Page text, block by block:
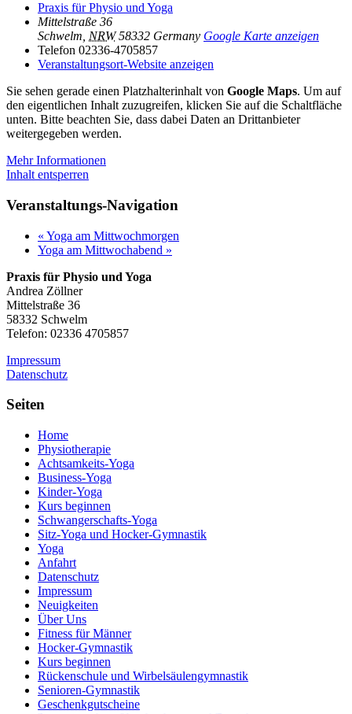
Praxis für Physio und Yoga
Mittelstraße 36
Schwelm NRW 58332 Germany Google Karte anzeigen
Telefon 02336-4705857
Veranstaltungsort-Website anzeigen
Sie sehen gerade einen Platzhalterinhalt von Google Maps. Um auf
den eigentlichen Inhalt zuzugreifen, klicken Sie auf die Schaltfläche
unten. Bitte beachten Sie, dass dabei Daten an Drittanbieter
weitergegeben werden.
Mehr Informationen
Inhalt entsperren
Veranstaltungs-Navigation
« Yoga am Mittwochmorgen
Yoga am Mittwochabend »
Praxis für Physio und Yoga
Andrea Zöllner
Mittelstraße 36
58332 Schwelm
Telefon: 02336 4705857
Impressum
Datenschutz
Seiten
Home
Physiotherapie
Achtsamkeits-Yoga
Business-Yoga
Kinder-Yoga
Kurs beginnen
Schwanger­schafts-Yoga
Sitz-Yoga und Hocker-Gymnastik
Yoga
Anfahrt
Datenschutz
Impressum
Neuigkeiten
Über Uns
Fitness für Männer
Hocker-Gymnastik
Kurs beginnen
Rückenschule und Wirbelsäulen­gymnastik
Senioren-Gymnastik
Geschenkgutscheine